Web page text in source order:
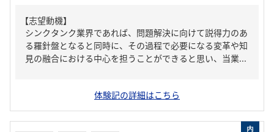
【志望動機】
シンクタンク業界であれば、問題解決に向けて説得力のあ
る羅針盤となると同時に、その過程で必要になる変革や知
見の融合における中心を担うことができると思い、当業...
体験記の詳細はこちら